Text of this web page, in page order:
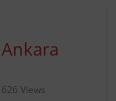
626 Views